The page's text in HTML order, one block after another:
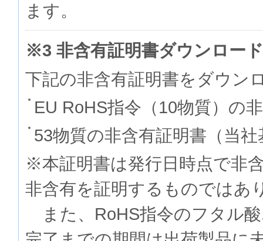
ます。
※3 非含有証明書ダウンロード
下記の非含有証明書をダウン
EU RoHS指令（10物質）の
53物質の非含有証明書（当社
※本証明書は発行日時点で非
非含有を証明するものでは
また、RoHS指令のフタル